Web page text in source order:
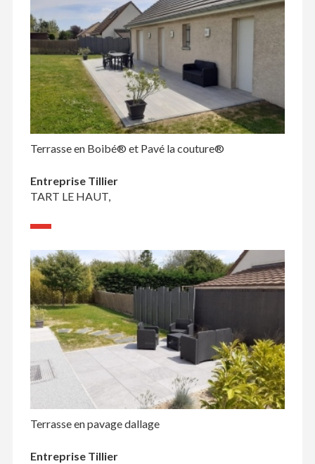
Terrasse en Boibé® et Pavé la couture®
Entreprise Tillier
TART LE HAUT,
Terrasse en pavage dallage
Entreprise Tillier